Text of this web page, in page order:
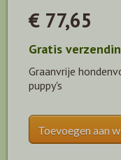
€ 77,65
Gratis
Graanvrije
puppy's
Toevoegen aan